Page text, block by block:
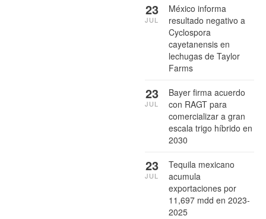
México informa
resultado negativo a
Cyclospora
cayetanensis en
lechugas de Taylor
Farms
23
JUL
Bayer firma acuerdo
con RAGT para
comercializar a gran
escala trigo híbrido en
2030
23
JUL
Tequila mexicano
acumula
exportaciones por
11,697 mdd en 2023-
2025
23
JUL